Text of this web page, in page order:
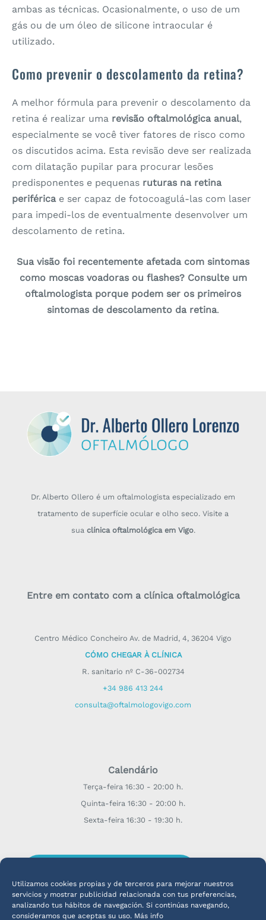
Utilizamos cookies propias y de terceros para mejorar nuestros
servicios y mostrar publicidad relacionada con tus preferencias,
analizando tus hábitos de navegación. Si continúas navegando,
consideramos que aceptas su uso. Más info
ambas as técnicas. Ocasionalmente, o uso de um
gás ou de um óleo de silicone intraocular é
utilizado.
Como prevenir o descolamento da retina?
A melhor fórmula para prevenir o descolamento da
retina é realizar uma revisão oftalmológica anual,
especialmente se você tiver fatores de risco como
os discutidos acima. Esta revisão deve ser realizada
com dilatação pupilar para procurar lesões
predisponentes e pequenas ruturas na retina
periférica e ser capaz de fotocoagulá-las com laser
para impedi-los de eventualmente desenvolver um
descolamento de retina.
Sua visão foi recentemente afetada com sintomas
como moscas voadoras ou flashes? Consulte um
oftalmologista porque podem ser os primeiros
sintomas de descolamento da retina.
Dr. Alberto Ollero é um oftalmologista especializado em
tratamento de superfície ocular e olho seco. Visite a
sua clínica oftalmológica em Vigo.
Entre em contato com a clínica oftalmológica
Centro Médico Concheiro Av. de Madrid, 4, 36204 Vigo
CÓMO CHEGAR À CLÍNICA
R. sanitario nº C-36-002734
+34 986 413 244
consulta@oftalmologovigo.com
Calendário
Terça-feira 16:30 - 20:00 h.
Quinta-feira 16:30 - 20:00 h.
Sexta-feira 16:30 - 19:30 h.
¡CONSULTA COM O DR. OLLERO!